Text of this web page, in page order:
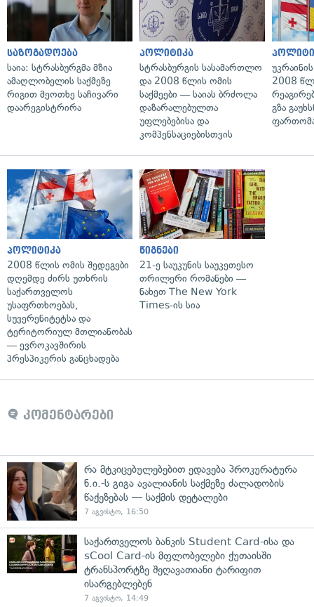
საზოგადოება
საია: სტრასბურგმა მზია
ამაღლობელის საქმეზე
რიგით მეოთხე საჩივარი
დაარეგისტრირა
პოლიტიკა
სტრასბურგის სასამართლო
და 2008 წლის ომის
საქმეები — საიას ბრძოლა
დაზარალებულთა
უფლებებისა და
კომპენსაციებისთვის
2008
გზა
პოლიტიკა
2008 წლის ომის შედეგები
დღემდე ძირს უთხრის
საქართველოს
უსაფრთხოებას,
სუვერენიტეტსა და
ტერიტორიულ მთლიანობას
— ევროკავშირის
პრესპიკერის განცხადება
წიგნები
21-ე საუკუნის საუკეთესო
თრილერი რომანები —
ნახეთ The New York
Times-ის სია
კომენტარები
რა მტკიცებულებებით ედავება პროკურატურა
ნ.ი.-ს გიგა ავალიანის საქმეზე ძალადობის
წაქეზებას — საქმის დეტალები
7 აგვისტო, 16:50
საქართველოს ბანკის Student Card-ისა და
sCool Card-ის მფლობელები ქუთაისში
ტრანსპორტზე შეღავათიანი ტარიფით
ისარგებლებენ
7 აგვისტო, 14:49